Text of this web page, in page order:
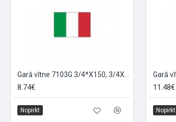
8.74€
Nopirkt
11.48€
Nopirkt